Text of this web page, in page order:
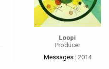
Loopi
Producer
Messages : 2014